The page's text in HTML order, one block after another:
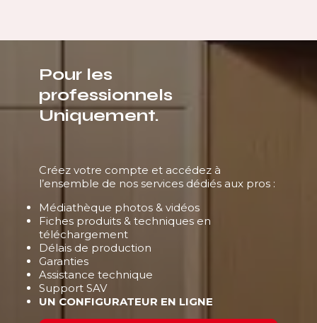
Pour les
professionnels
Uniquement.
Créez votre compte et accédez à
l’ensemble de nos services dédiés aux pros :
Médiathèque photos & vidéos
Fiches produits & techniques en
téléchargement
Délais de production
Garanties
Assistance technique
Support SAV
UN CONFIGURATEUR EN LIGNE